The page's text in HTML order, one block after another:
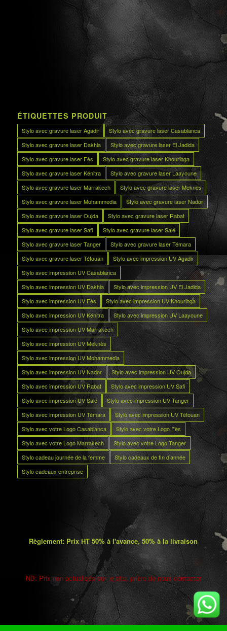
ÉTIQUETTES PRODUIT
Stylo avec gravure laser Agadir
Stylo avec gravure laser Casablanca
Stylo avec gravure laser Dakhla
Stylo avec gravure laser El Jadida
Stylo avec gravure laser Fès
Stylo avec gravure laser Khouribga
Stylo avec gravure laser Kénitra
Stylo avec gravure laser Laayoune
Stylo avec gravure laser Marrakech
Stylo avec gravure laser Meknès
Stylo avec gravure laser Mohammedia
Stylo avec gravure laser Nador
Stylo avec gravure laser Oujda
Stylo avec gravure laser Rabat
Stylo avec gravure laser Safi
Stylo avec gravure laser Salé
Stylo avec gravure laser Tanger
Stylo avec gravure laser Témara
Stylo avec gravure laser Tétouan
Stylo avec impression UV Agadir
Stylo avec impression UV Casablanca
Stylo avec impression UV Dakhla
Stylo avec impression UV El Jadida
Stylo avec impression UV Fès
Stylo avec impression UV Khouribga
Stylo avec impression UV Kénitra
Stylo avec impression UV Laayoune
Stylo avec impression UV Marrakech
Stylo avec impression UV Meknès
Stylo avec impression UV Mohammedia
Stylo avec impression UV Nador
Stylo avec impression UV Oujda
Stylo avec impression UV Rabat
Stylo avec impression UV Safi
Stylo avec impression UV Salé
Stylo avec impression UV Tanger
Stylo avec impression UV Témara
Stylo avec impression UV Tétouan
Stylo avec votre Logo Casablanca
Stylo avec votre Logo Fès
Stylo avec votre Logo Marrakech
Stylo avec votre Logo Tanger
Stylo cadeau journée de la femme
Stylo cadeaux de fin d’année
Stylo cadeaux entreprise
Règlement: Prix HT 50% à l'avance, 50% à la livraison
NB: Prix non actualisés sur le site. prière de nous contacter
5